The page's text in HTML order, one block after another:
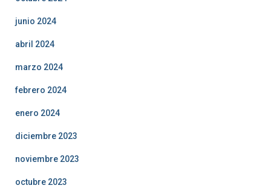
junio 2024
abril 2024
marzo 2024
febrero 2024
enero 2024
diciembre 2023
noviembre 2023
octubre 2023